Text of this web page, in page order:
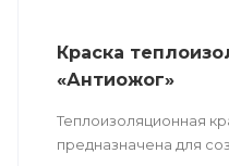
Краска
«Антиожог»
Теплоизоляционная
предназначена для